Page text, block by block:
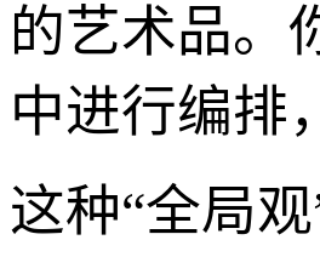
的艺术品。
中进行编排
这种“全局